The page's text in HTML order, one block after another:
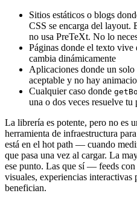
Sitios estáticos o blogs
CSS se encarga del
no usa PreTeXt. No lo
Páginas donde el texto
cambia dinámicamente
Aplicaciones donde un
aceptable y no hay
Cualquier caso donde
una o dos veces resuelve
La librería es potente, pero no es
herramienta de infraestructura
está en el hot path — cuando
que pasa una vez al cargar. La
ese punto. Las que sí — feeds con
visuales, experiencias interactivas
benefician.